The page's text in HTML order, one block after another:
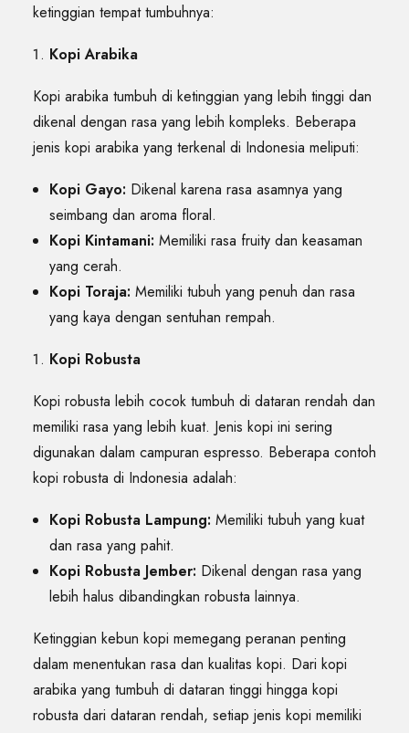
ketinggian tempat tumbuhnya:
Kopi Arabika
Kopi arabika tumbuh di ketinggian yang lebih tinggi dan
dikenal dengan rasa yang lebih kompleks. Beberapa
jenis kopi arabika yang terkenal di Indonesia meliputi:
Kopi Gayo: Dikenal karena rasa asamnya yang
seimbang dan aroma floral.
Kopi Kintamani: Memiliki rasa fruity dan keasaman
yang cerah.
Kopi Toraja: Memiliki tubuh yang penuh dan rasa
yang kaya dengan sentuhan rempah.
Kopi Robusta
Kopi robusta lebih cocok tumbuh di dataran rendah dan
memiliki rasa yang lebih kuat. Jenis kopi ini sering
digunakan dalam campuran espresso. Beberapa contoh
kopi robusta di Indonesia adalah:
Kopi Robusta Lampung: Memiliki tubuh yang kuat
dan rasa yang pahit.
Kopi Robusta Jember: Dikenal dengan rasa yang
lebih halus dibandingkan robusta lainnya.
Ketinggian kebun kopi memegang peranan penting
dalam menentukan rasa dan kualitas kopi. Dari kopi
arabika yang tumbuh di dataran tinggi hingga kopi
robusta dari dataran rendah, setiap jenis kopi memiliki